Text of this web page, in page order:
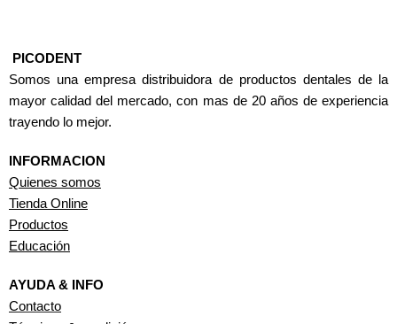
PICODENT
Somos una empresa distribuidora de productos dentales de la
mayor calidad del mercado, con mas de 20 años de experiencia
trayendo lo mejor.
INFORMACION
Quienes somos
Tienda Online
Productos
Educación
AYUDA & INFO
Contacto